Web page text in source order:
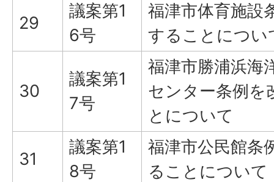
29
議案第1
6号
福津市体育施設
することについ
30
議案第1
7号
福津市勝浦浜海
センター条例を
とについて
31
議案第1
8号
福津市公民館条
ることについて